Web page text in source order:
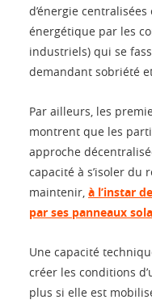
d’énergie
énergétique par les
industriels) qui se
demandant sobriété
Par ailleurs, les
montrent que les
approche
capacité à s’isoler du
maintenir, à l’instar
par ses panneaux
Une capacité
créer les conditions
plus si elle est